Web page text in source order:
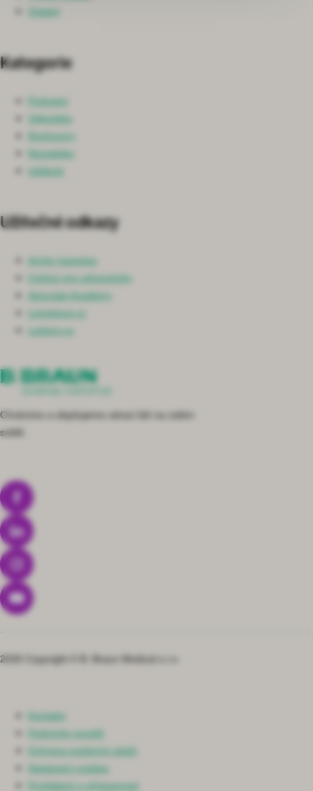
Chráníme a zlepšujeme zdraví lidí na celém
světě.
Ostatní
Kategorie
Podcasty
Videotéka
Rozhovory
Newsletter
Události
Užitečné odkazy
Archiv časopisu
Cvičení pro zdravotníky
Aesculap Academy
Lepsipece.cz
Ledviny.cz
2026 Copyright © B. Braun Medical s.r.o.
Kontakty
Podmínky použití
Ochrana osobních údajů
Nastavení cookies
Prohlášení o přístupnosti